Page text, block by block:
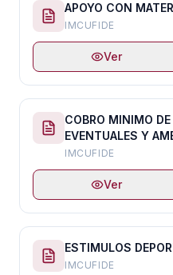
APOYO CON
IMCUFIDE
Ver
COBRO MINIMO
EVENTUALES Y
IMCUFIDE
Ver
ESTIMULOS
IMCUFIDE